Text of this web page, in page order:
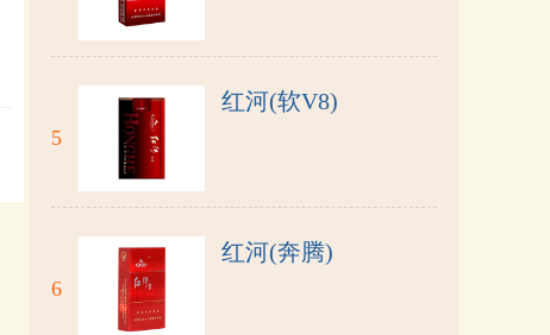
5
红河(软V8)
6
红河(奔腾)